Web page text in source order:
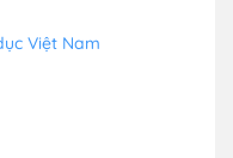
Việt Nam